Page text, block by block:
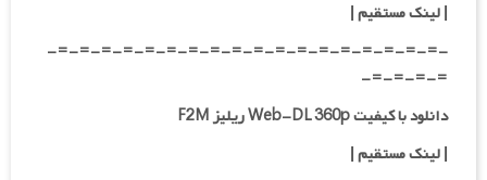
|لینک مستقیم|
-=-=-=-=-=-=-=-=-=-=-=-=-=-=-=-=-=-=-
=-=-=-=-
دانلود با کیفیت Web-DL 360p ریلیز F2M
| لینک مستقیم|